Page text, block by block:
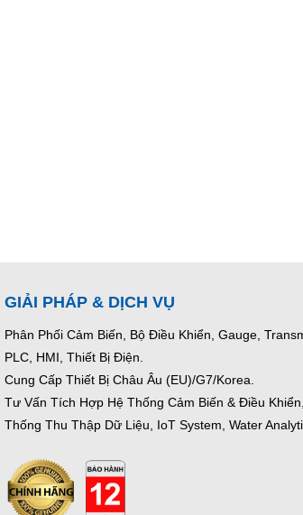
GIẢI PHÁP & DỊCH VỤ
Phân Phối Cảm Biến, Bộ Điều Khiển, Gauge,
PLC, HMI, Thiết Bị Điện.
Cung Cấp Thiết Bị Châu Âu (EU)/G7/Korea.
Tư Vấn Tích Hợp Hệ Thống Cảm Biến & Điều
Thống Thu Thập Dữ Liệu, IoT System, Water